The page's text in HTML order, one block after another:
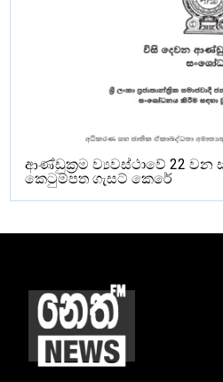
ආණ්ඩුක්‍රම ව්‍යවස්ථාවේ 22 වන
කෙටුම්පත ගැසට් කෙරේ